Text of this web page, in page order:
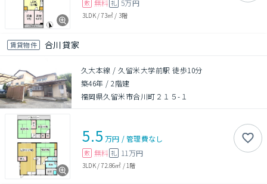
敷 無料 礼 5万円
3LDK/73㎡ / 3階
賃貸物件 合川貸家
久大本線 / 久留米大学前駅 徒歩10分
築46年 /2階建
福岡県久留米市合川町２１５-１
5.5 万円 /管理費なし
敷 無料 礼 11万円
3LDK/72.86㎡ / 1階